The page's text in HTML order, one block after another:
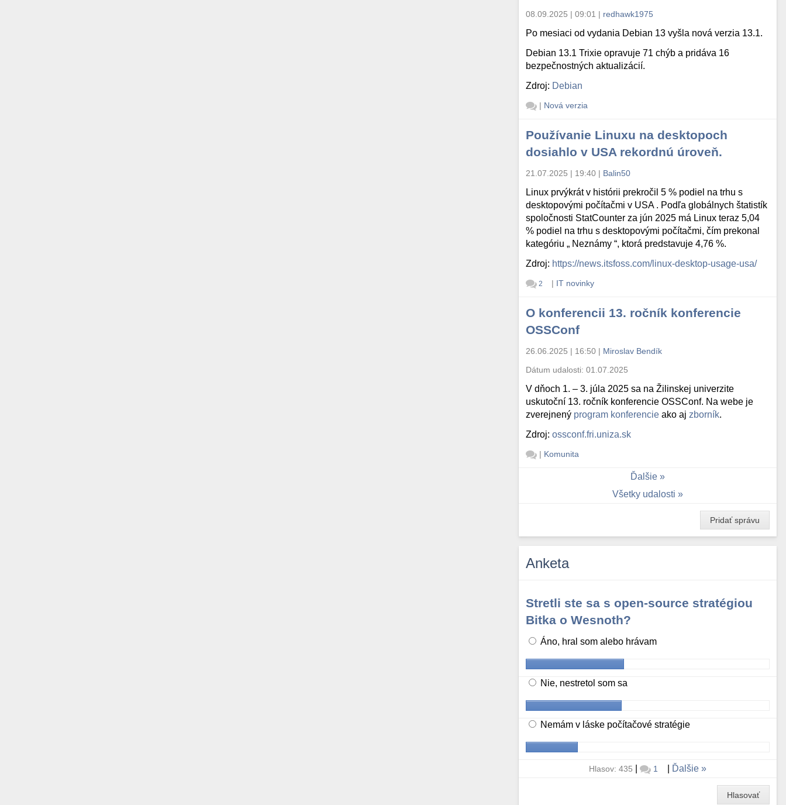
08.09.2025 | 09:01 | redhawk1975
Po mesiaci od vydania Debian 13 vyšla nová verzia 13.1.
Debian 13.1 Trixie opravuje 71 chýb a pridáva 16
bezpečnostných aktualizácií.
Zdroj: Debian
| Nová verzia
Používanie Linuxu na desktopoch
dosiahlo v USA rekordnú úroveň.
21.07.2025 | 19:40 | Balin50
Linux prvýkrát v histórii prekročil 5 % podiel na trhu s
desktopovými počítačmi v USA . Podľa globálnych štatistík
spoločnosti StatCounter za jún 2025 má Linux teraz 5,04
% podiel na trhu s desktopovými počítačmi, čím prekonal
kategóriu „ Neznámy “, ktorá predstavuje 4,76 %.
Zdroj: https://news.itsfoss.com/linux-desktop-usage-usa/
2 | IT novinky
O konferencii 13. ročník konferencie
OSSConf
26.06.2025 | 16:50 | Miroslav Bendík
Dátum udalosti:01.07.2025
V dňoch 1. – 3. júla 2025 sa na Žilinskej univerzite
uskutoční 13. ročník konferencie OSSConf. Na webe je
zverejnený program konferencie ako aj zborník.
Zdroj:ossconf.fri.uniza.sk
| Komunita
Ďalšie
Všetky udalosti
Pridať správu
Anketa
Stretli ste sa s open-source stratégiou
Bitka o Wesnoth?
Áno, hral som alebo hrávam
Nie, nestretol som sa
Nemám v láske počítačové stratégie
Hlasov: 435 | 1 Ďalšie
Hlasovať